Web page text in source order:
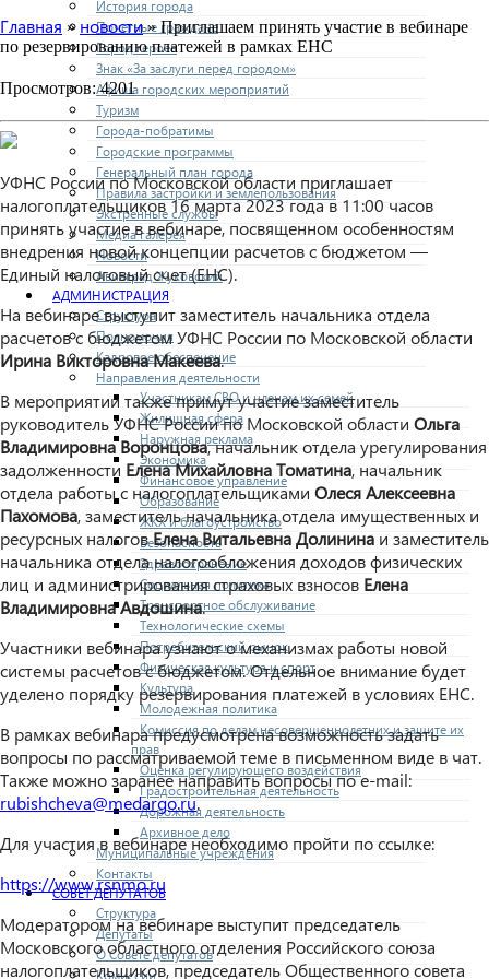
История города
Почетные граждане
Город героев
Знак «За заслуги перед городом»
Афиша городских мероприятий
Туризм
Города-побратимы
Городские программы
Генеральный план города
Правила застройки и землепользования
Экстренные службы
Медиа галерея
Новости
Авиаград Жуковский
АДМИНИСТРАЦИЯ
Структура
Полномочия
Кадровое обеспечение
Направления деятельности
Участникам СВО и членам их семей
Жилищная сфера
Наружная реклама
Экономика
Финансовое управление
Образование
ЖКХ и благоустройство
Безопасность
Здравоохранение
Социальная политика
Транспортное обслуживание
Технологические схемы
Потребительский рынок
Физическая культура и спорт
Культура
Молодежная политика
Комиссия по делам несовершеннолетних и защите их
прав
Оценка регулирующего воздействия
Градостроительная деятельность
Дорожная деятельность
Архивное дело
Муниципальные учреждения
Контакты
СОВЕТ ДЕПУТАТОВ
Структура
Депутаты
О Совете депутатов
Комиссии
Главная » новости» Приглашаем принять участие в вебинаре
по резервированию платежей в рамках ЕНС
Просмотров: 4201
УФНС России по Московской области приглашает
налогоплательщиков 16 марта 2023 года в 11:00 часов
принять участие в вебинаре, посвященном особенностям
внедрения новой концепции расчетов с бюджетом —
Единый налоговый счет (ЕНС).
На вебинаре выступит заместитель начальника отдела
расчетов с бюджетом УФНС России по Московской области
Ирина Викторовна Макеева.
В мероприятии также примут участие заместитель
руководитель УФНС России по Московской области Ольга
Владимировна Воронцова, начальник отдела урегулирования
задолженности Елена Михайловна Томатина, начальник
отдела работы с налогоплательщиками Олеся Алексеевна
Пахомова, заместитель начальника отдела имущественных и
ресурсных налоговЕлена Витальевна Долинина и заместитель
начальника отдела налогообложения доходов физических
лиц и администрирования страховых взносов Елена
Владимировна Авдошина.
Участники вебинара узнают о механизмах работы новой
системы расчетов с бюджетом. Отдельное внимание будет
уделено порядку резервирования платежей в условиях ЕНС.
В рамках вебинара предусмотрена возможность задать
вопросы по рассматриваемой теме в письменном виде в чат.
Также можно заранее направить вопросы по e-mail:
rubishcheva@medargo.ru.
Для участия в вебинаре необходимо пройти по ссылке:
https://www.rsnmo.ru
Модератором на вебинаре выступит председатель
Московского областного отделения Российского союза
налогоплательщиков, председатель Общественного совета